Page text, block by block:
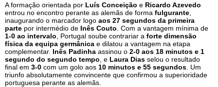
A formação orientada por Luís Conceição e Ricardo Azevedo
entrou no encontro perante as alemãs de forma fulgurante
inaugurando o marcador logo aos 27 segundos da primeira
parte por intermédio de Inês Couto . Com a vantagem mínima de
1-0 ao intervalo , Portugal soube contrariar a forte dimensão
física da equipa germânica e dilatou a vantagem na etapa
complementar. Inês Padinha assinou o 2-0 aos 18 minutos e 1
segundo do segundo tempo , e Laura Dias selou o resultado
final em 3-0 com um golo aos 10 minutos e 55 segundos . Um
triunfo absolutamente convincente que confirmou a superioridade
portuguesa perante as alemãs.